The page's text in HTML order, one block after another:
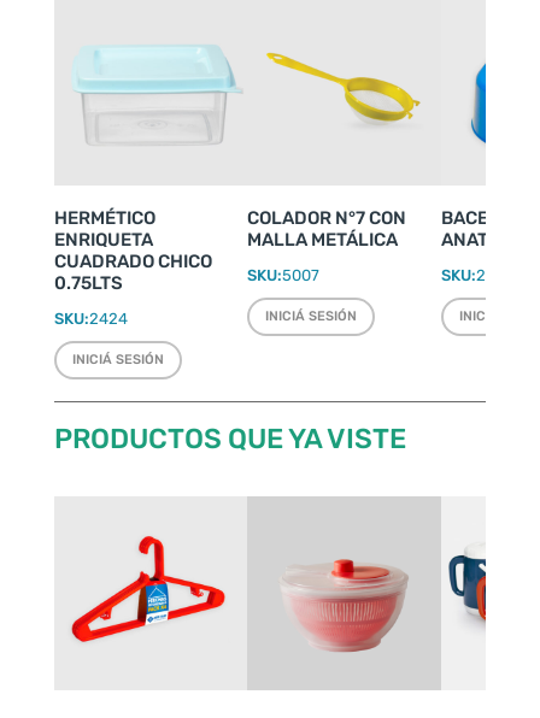
HERMÉTICO
ENRIQUETA
CUADRADO CHICO
0.75LTS
SKU:2424
INICIÁ SESIÓN
COLADOR N°7 CON
MALLA METÁLICA
SKU:5007
INICIÁ SESIÓN
BACENILLA
SKU:2248
INICIÁ
PRODUCTOS QUE YA VISTE